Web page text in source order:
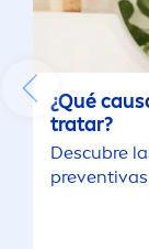
¿Qué
tratar?
Descubre